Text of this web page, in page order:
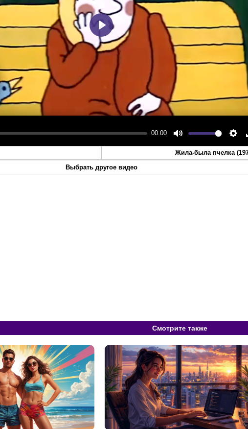
00:00
Mute
Play
Жила-была пчелка
Выбрать другое видео
Смотрите также